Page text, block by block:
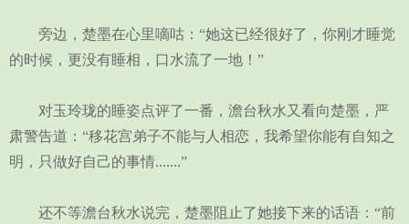
旁边，楚墨在心里嘀咕：“她这已经很好了，你刚才睡觉
的时候，更没有睡相，口水流了一地！”
对玉玲珑的睡姿点评了一番，澹台秋水又看向楚墨，严
肃警告道：“移花宫弟子不能与人相恋，我希望你能有自知之
明，只做好自己的事情.......”
还不等澹台秋水说完，楚墨阻止了她接下来的话语：“前